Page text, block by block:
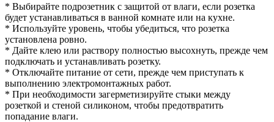
* Выбирайте подрозетник с защитой от влаги, если розетка
будет устанавливаться в ванной комнате или на кухне.
* Используйте уровень, чтобы убедиться, что розетка
установлена ровно.
* Дайте клею или раствору полностью высохнуть, прежде чем
подключать и устанавливать розетку.
* Отключайте питание от сети, прежде чем приступать к
выполнению электромонтажных работ.
* При необходимости загерметизируйте стыки между
розеткой и стеной силиконом, чтобы предотвратить
попадание влаги.